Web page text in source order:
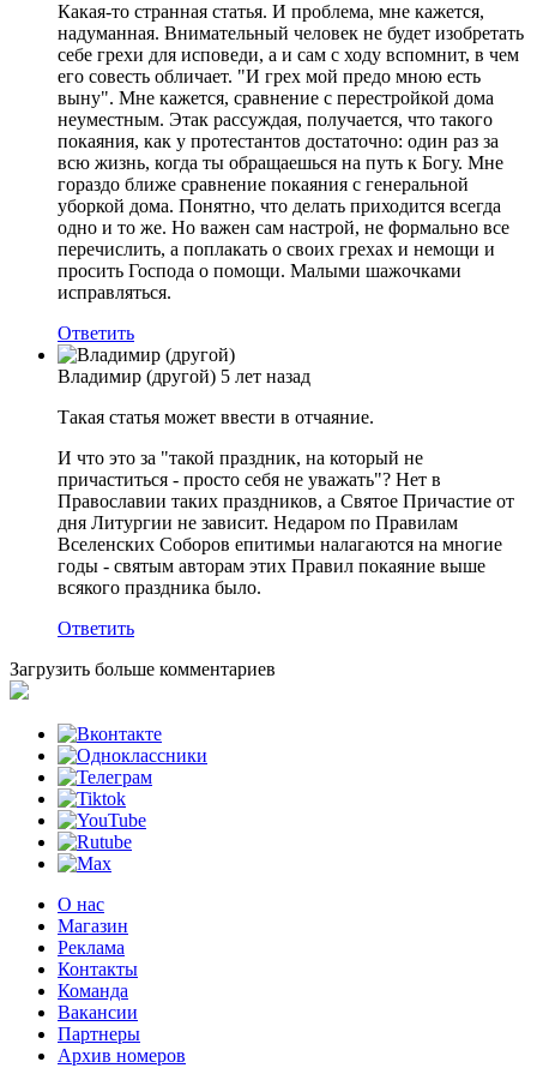
Какая-то странная статья. И проблема, мне кажется,
надуманная. Внимательный человек не будет изобретать
себе грехи для исповеди, а и сам с ходу вспомнит, в чем
его совесть обличает. "И грех мой предо мною есть
выну". Мне кажется, сравнение с перестройкой дома
неуместным. Этак рассуждая, получается, что такого
покаяния, как у протестантов достаточно: один раз за
всю жизнь, когда ты обращаешься на путь к Богу. Мне
гораздо ближе сравнение покаяния с генеральной
уборкой дома. Понятно, что делать приходится всегда
одно и то же. Но важен сам настрой, не формально все
перечислить, а поплакать о своих грехах и немощи и
просить Господа о помощи. Малыми шажочками
исправляться.
Ответить
Владимир (другой) 5 лет назад
Такая статья может ввести в отчаяние.
И что это за "такой праздник, на который не
причаститься - просто себя не уважать"? Нет в
Православии таких праздников, а Святое Причастие от
дня Литургии не зависит. Недаром по Правилам
Вселенских Соборов епитимьи налагаются на многие
годы - святым авторам этих Правил покаяние выше
всякого праздника было.
Ответить
Загрузить больше комментариев
О нас
Магазин
Реклама
Контакты
Команда
Вакансии
Партнеры
Архив номеров